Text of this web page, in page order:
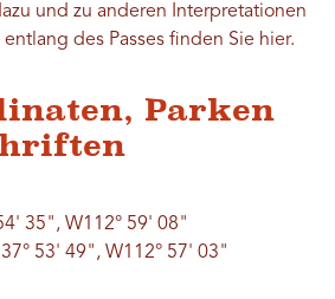
und zu anderen Interpretationen
des Passes finden Sie hier.
Parken
35", W112° 59' 08"
53' 49", W112° 57' 03"